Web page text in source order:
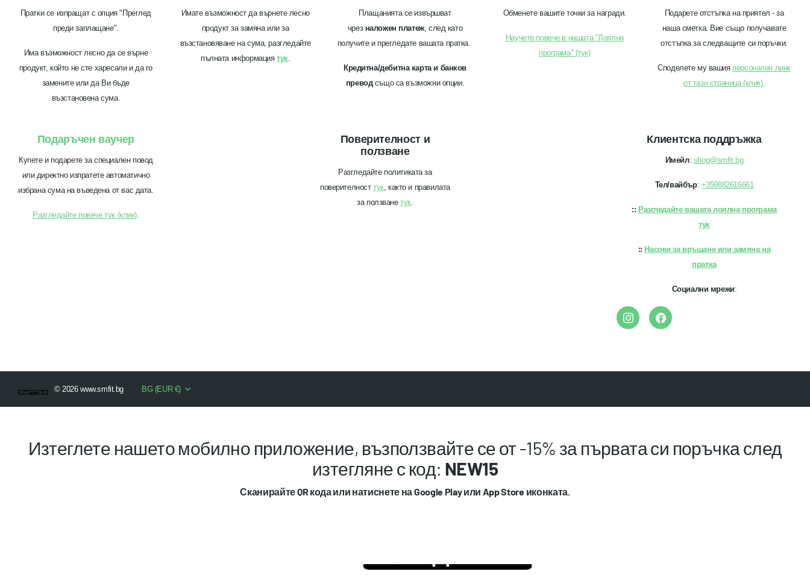
Пратки се изпращат с опция "Преглед
преди заплащане".
Има възможност лесно да се върне
продукт, който не сте харесали и да го
замените или да Ви бъде
възстановена сума.
Имате възможност да върнете лесно
продукт за замяна или за
възстановяване на сума, разгледайте
пълната информация тук.
Плащанията се извършват
чрез наложен платеж, след като
получите и прегледате вашата пратка.
Кредитна/дебитна карта и банков
преводсъщо са възможни опции.
Обменете вашите точки за награди.
Научете повече в нашата "Лоялна
програма" (тук)
Подарете отстъпка на приятел - за
наша сметка. Вие също получавате
отстъпка за следващите си поръчки.
Споделете му вашия персонален линк
от тази страница (клик).
Подаръчен ваучер
Купете и подарете за специален повод
или директно изпратете автоматично
избрана сума на въведена от вас дата.
Разгледайте повече тук (клик).
Поверителност и
ползване
Разгледайте политиката за
поверителносттук, както и правилата
за ползванетук.
Клиентска поддръжка
Имейл: shop@smfit.bg
Тел/вайбър: +359882616661
:: Разгледайте вашата лоялна програма
тук
:: Насоки за връщане или замяна на
пратка
Социални мрежи:
©2026www.smfit.bg BG (EUR €)
Изтеглете нашето мобилно приложение, възползвайте се от -15% за първата си поръчка след
изтегляне с код: NEW15
Сканирайте QR кода или натиснете на Google Play или App Store иконката.